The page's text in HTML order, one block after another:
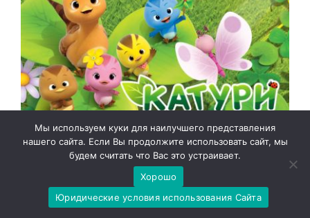
Катури
Мы используем куки для наилучшего представления
нашего сайта. Если Вы продолжите использовать сайт, мы
будем считать что Вас это устраивает.
Хорошо
Юридические условия использования Сайта